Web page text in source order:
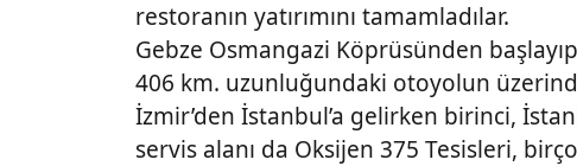
restoranın yatırımını tamamladılar.
Gebze Osmangazi Köprüsünden
406 km. uzunluğundaki otoyolun
İzmir’den İstanbul’a gelirken birinci,
servis alanı da Oksijen 375 Tesisleri,